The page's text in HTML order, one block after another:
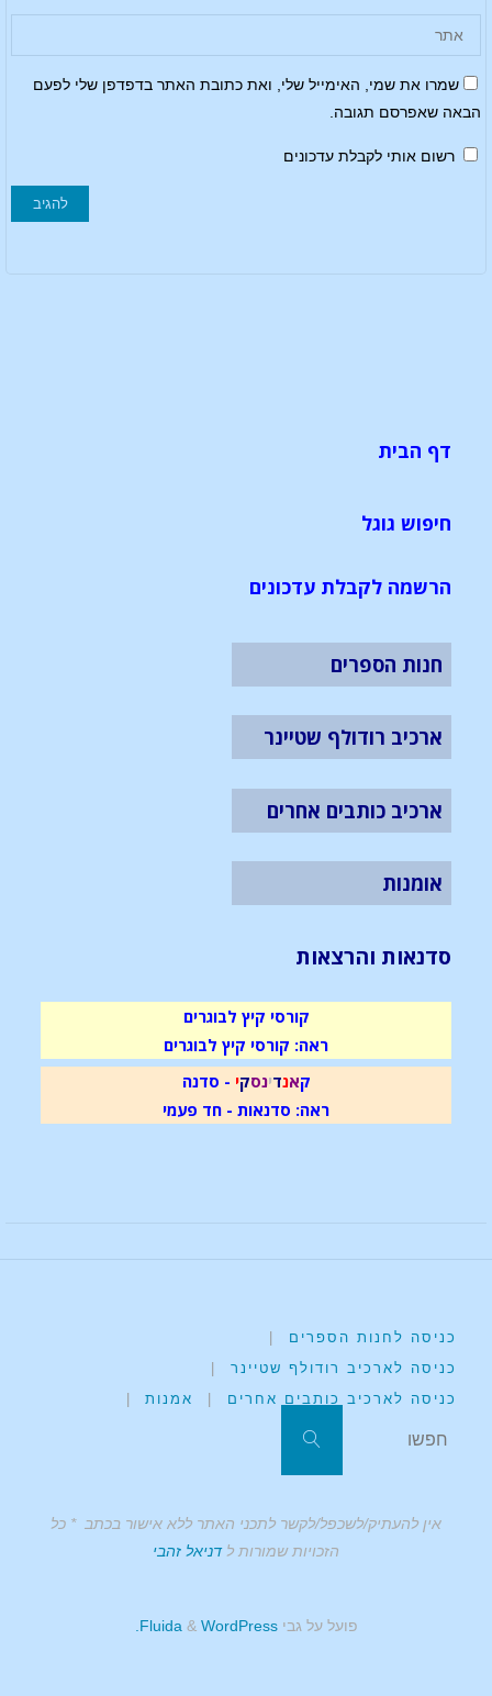
שמרו את שמי, האימייל שלי, ואת כתובת האתר בדפדפן שלי לפעם
הבאה שאפרסם תגובה.
רשום אותי לקבלת עדכונים
דף הבית
חיפוש גוגל
הרשמה לקבלת עדכונים
חנות הספרים
ארכיב רודולף שטיינר
ארכיב כותבים אחרים
אומנות
סדנאות והרצאות
קורסי קיץ לבוגרים
ראה: קורסי קיץ לבוגרים
קאנדינסקי - סדנה
ראה: סדנאות - חד פעמי
כניסה לחנות הספרים
|
כניסה לארכיב רודולף שטיינר
|
כניסה לארכיב כותבים אחרים
| אמנות |
אין להעתיק/לשכפל/לקשר לתכני האתר ללא אישור בכתב * כל
הזכויות שמורות לדניאל זהבי
פועל על גבי Fluida
& WordPress.